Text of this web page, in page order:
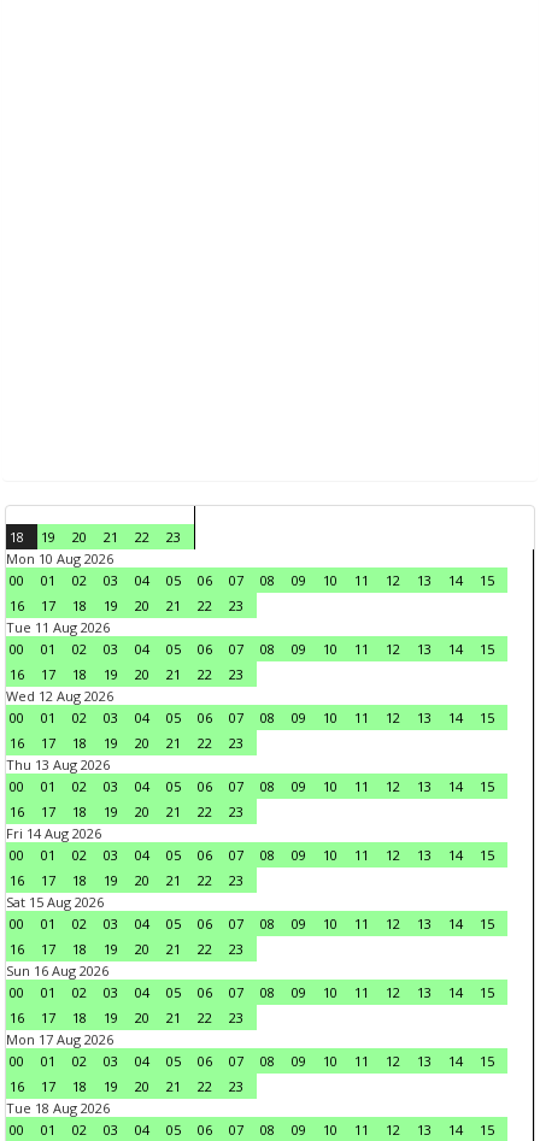
18 19 20 21 22
23
Mon 10 Aug 2026
00
01 02 03 04 05 06 07 08 09 10 11 12 13 14
15
16
17 18 19 20 21 22
23
Tue 11 Aug 2026
00
01 02 03 04 05 06 07 08 09 10 11 12 13 14
15
16
17 18 19 20 21 22
23
Wed 12 Aug 2026
00
01 02 03 04 05 06 07 08 09 10 11 12 13 14
15
16
17 18 19 20 21 22
23
Thu 13 Aug 2026
00
01 02 03 04 05 06 07 08 09 10 11 12 13 14
15
16
17 18 19 20 21 22
23
Fri 14 Aug 2026
00
01 02 03 04 05 06 07 08 09 10 11 12 13 14
15
16
17 18 19 20 21 22
23
Sat 15 Aug 2026
00
01 02 03 04 05 06 07 08 09 10 11 12 13 14
15
16
17 18 19 20 21 22
23
Sun 16 Aug 2026
00
01 02 03 04 05 06 07 08 09 10 11 12 13 14
15
16
17 18 19 20 21 22
23
Mon 17 Aug 2026
00
01 02 03 04 05 06 07 08 09 10 11 12 13 14
15
16
17 18 19 20 21 22
23
Tue 18 Aug 2026
00
01 02 03 04 05 06 07 08 09 10 11 12 13 14 15